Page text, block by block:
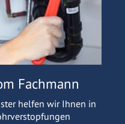
Fachmann
helfen wir Ihnen in